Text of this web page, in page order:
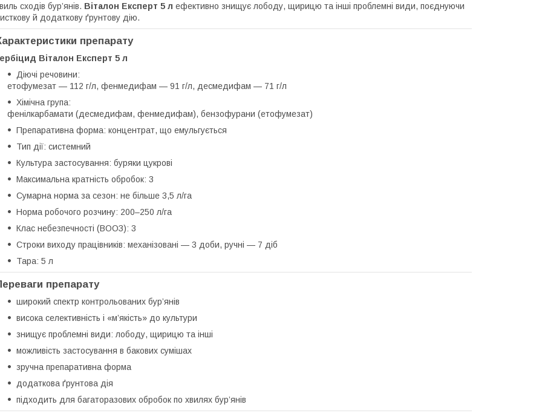
сходів бур’янів. Віталон Експерт 5 л ефективно знищує лободу, щирицю та інші проблемні види, поєднуючи
й додаткову ґрунтову дію.
препарату
Віталон Експерт 5 л
Діючі речовини:
етофумезат — 112 г/л, фенмедифам — 91 г/л, десмедифам — 71 г/л
Хімічна група:
фенілкарбамати (десмедифам, фенмедифам), бензофурани (етофумезат)
Препаративна форма: концентрат, що емульгується
Тип дії: системний
Культура застосування: буряки цукрові
Максимальна кратність обробок: 3
Сумарна норма за сезон: не більше 3,5 л/га
Норма робочого розчину: 200–250 л/га
Клас небезпечності (ВООЗ): 3
Строки виходу працівників: механізовані — 3 доби, ручні — 7 діб
Тара: 5 л
препарату
широкий спектр контрольованих бур’янів
висока селективність і «м’якість» до культури
знищує проблемні види: лободу, щирицю та інші
можливість застосування в бакових сумішах
зручна препаративна форма
додаткова ґрунтова дія
підходить для багаторазових обробок по хвилях бур’янів